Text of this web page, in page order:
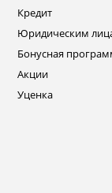
Кредит
Юридическим
Бонусная
Акции
Уценка